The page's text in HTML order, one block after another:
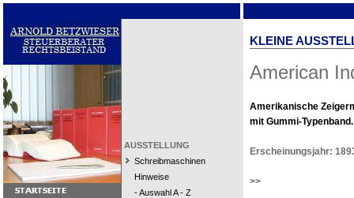
AUSSTELLUNG
Schreibmaschinen
Hinweise
- Auswahl A - Z
KLEINE
American
Amerikanische
mit Gummi-Typenband.
Erscheinungsjahr:
>>